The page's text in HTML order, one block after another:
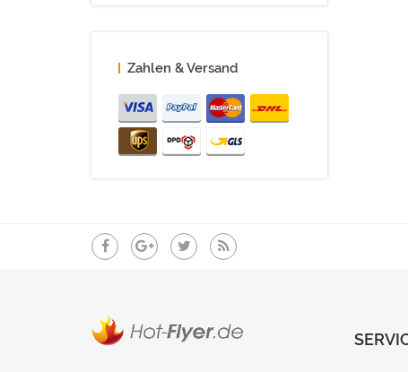
Zahlen & Versand